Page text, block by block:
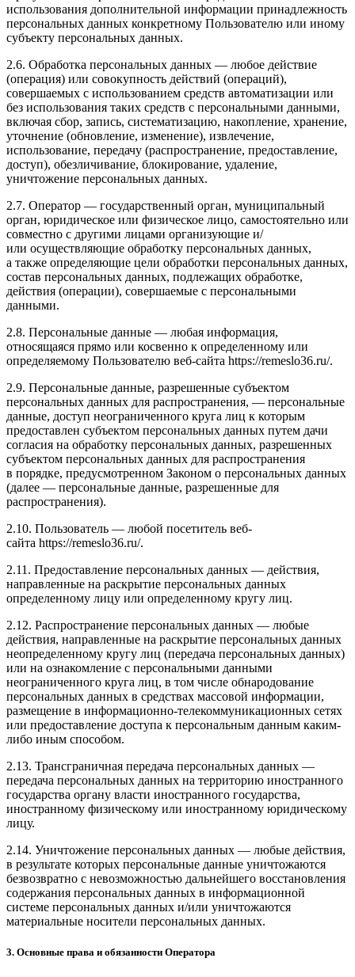
использования дополнительной информации принадлежность
персональных данных конкретному Пользователю или иному
субъекту персональных данных.
2.6. Обработка персональных данных — любое действие
(операция) или совокупность действий (операций),
совершаемых с использованием средств автоматизации или
без использования таких средств с персональными данными,
включая сбор, запись, систематизацию, накопление, хранение,
уточнение (обновление, изменение), извлечение,
использование, передачу (распространение, предоставление,
доступ), обезличивание, блокирование, удаление,
уничтожение персональных данных.
2.7. Оператор — государственный орган, муниципальный
орган, юридическое или физическое лицо, самостоятельно или
совместно с другими лицами организующие и/
или осуществляющие обработку персональных данных,
а также определяющие цели обработки персональных данных,
состав персональных данных, подлежащих обработке,
действия (операции), совершаемые с персональными
данными.
2.8. Персональные данные — любая информация,
относящаяся прямо или косвенно к определенному или
определяемому Пользователю веб-сайта https://remeslo36.ru/.
2.9. Персональные данные, разрешенные субъектом
персональных данных для распространения, — персональные
данные, доступ неограниченного круга лиц к которым
предоставлен субъектом персональных данных путем дачи
согласия на обработку персональных данных, разрешенных
субъектом персональных данных для распространения
в порядке, предусмотренном Законом о персональных данных
(далее — персональные данные, разрешенные для
распространения).
2.10. Пользователь — любой посетитель веб-
сайта https://remeslo36.ru/.
2.11. Предоставление персональных данных — действия,
направленные на раскрытие персональных данных
определенному лицу или определенному кругу лиц.
2.12. Распространение персональных данных — любые
действия, направленные на раскрытие персональных данных
неопределенному кругу лиц (передача персональных данных)
или на ознакомление с персональными данными
неограниченного круга лиц, в том числе обнародование
персональных данных в средствах массовой информации,
размещение в информационно-телекоммуникационных сетях
или предоставление доступа к персональным данным каким-
либо иным способом.
2.13. Трансграничная передача персональных данных —
передача персональных данных на территорию иностранного
государства органу власти иностранного государства,
иностранному физическому или иностранному юридическому
лицу.
2.14. Уничтожение персональных данных — любые действия,
в результате которых персональные данные уничтожаются
безвозвратно с невозможностью дальнейшего восстановления
содержания персональных данных в информационной
системе персональных данных и/или уничтожаются
материальные носители персональных данных.
3. Основные права и обязанности Оператора